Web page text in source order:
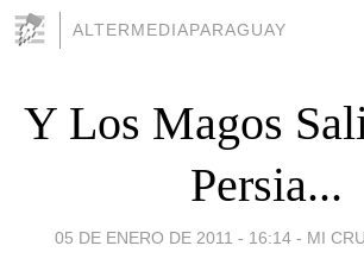
ALTERMEDIAPARAGUAY
Y Los Magos
Persia...
05 DE ENERO DE 2011 - 16:14 - MI